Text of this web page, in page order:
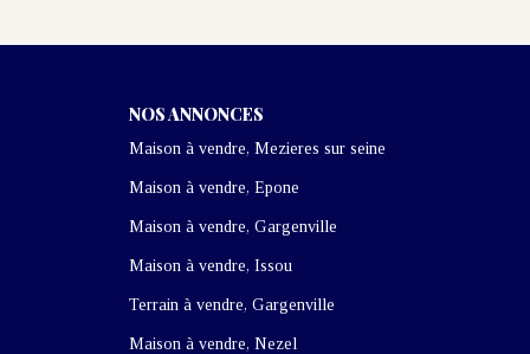
NOS ANNONCES
Maison à vendre, Mezieres sur seine
Maison à vendre, Epone
Maison à vendre, Gargenville
Maison à vendre, Issou
Terrain à vendre, Gargenville
Maison à vendre, Nezel